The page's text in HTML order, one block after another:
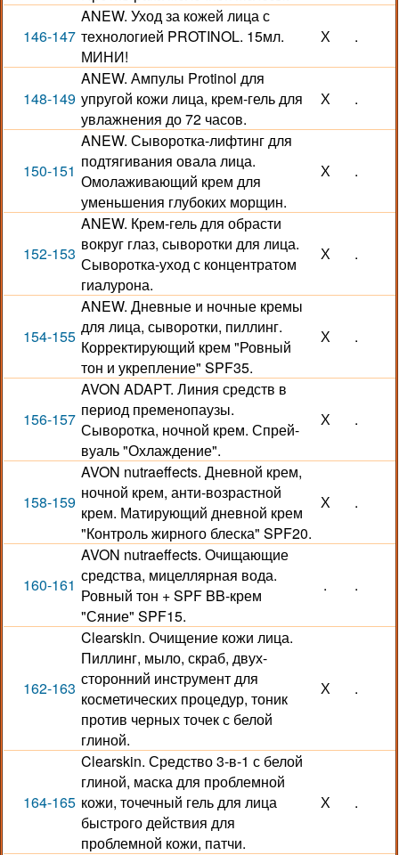
146-147
ANEW. Уход за кожей лица с
технологией PROTINOL. 15мл.
МИНИ!
Х .
148-149
ANEW. Ампулы Protinol для
упругой кожи лица, крем-гель для
увлажнения до 72 часов.
Х .
150-151
ANEW. Сыворотка-лифтинг для
подтягивания овала лица.
Омолаживающий крем для
уменьшения глубоких морщин.
Х .
152-153
ANEW. Крем-гель для обрасти
вокруг глаз, сыворотки для лица.
Сыворотка-уход с концентратом
гиалурона.
Х .
154-155
ANEW. Дневные и ночные кремы
для лица, сыворотки, пиллинг.
Корректирующий крем "Ровный
тон и укрепление" SPF35.
Х .
156-157
AVON ADAPT. Линия средств в
период пременопаузы.
Сыворотка, ночной крем. Спрей-
вуаль "Охлаждение".
Х .
158-159
AVON nutraeffects. Дневной крем,
ночной крем, анти-возрастной
крем. Матирующий дневной крем
"Контроль жирного блеска" SPF20.
Х .
160-161
AVON nutraeffects. Очищающие
средства, мицеллярная вода.
Ровный тон + SPF BB-крем
"Сяние" SPF15.
. .
162-163
Clearskin. Очищение кожи лица.
Пиллинг, мыло, скраб, двух-
сторонний инструмент для
косметических процедур, тоник
против черных точек с белой
глиной.
Х .
164-165
Clearskin. Средство 3-в-1 с белой
глиной, маска для проблемной
кожи, точечный гель для лица
быстрого действия для
проблемной кожи, патчи.
Х .